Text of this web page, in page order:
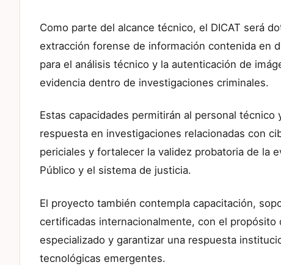
Como parte del alcance técnico, el DICAT será
extracción forense de información contenida en
para el análisis técnico y la autenticación de
evidencia dentro de investigaciones criminales.
Estas capacidades permitirán al personal
respuesta en investigaciones relacionadas con
periciales y fortalecer la validez probatoria de la
Público y el sistema de justicia.
El proyecto también contempla capacitación,
certificadas internacionalmente, con el
especializado y garantizar una respuesta
tecnológicas emergentes.